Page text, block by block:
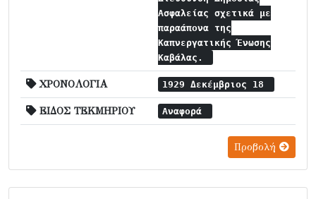
Ασφαλείας σχετικά με
παραάπονα της
Καπνεργατικής Ένωσης
Καβάλας.
ΧΡΟΝΟΛΟΓΙΑ 1929 Δεκέμβριος 18
ΕΙΔΟΣ ΤΕΚΜΗΡΙΟΥ Αναφορά
Προβολή